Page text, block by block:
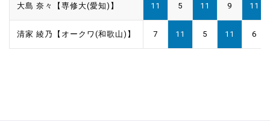
大島 奈々【専修大(愛知)】 11 5 11 9 11
清家 綾乃【オークワ(和歌山)】 7 11 5 11 6